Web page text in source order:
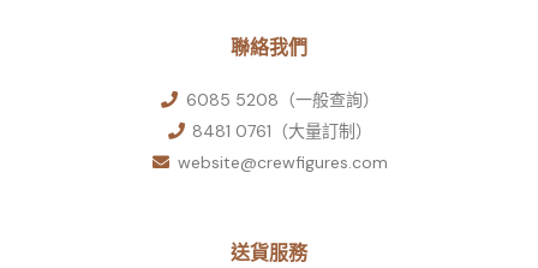
聯絡我們
6085 5208（一般查詢）
8481 0761（大量訂制）
website@crewfigures.com
送貨服務